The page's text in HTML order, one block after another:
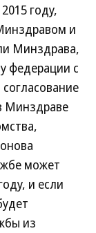
году,
и
Минздрава,
федерации с
Минздраве
может
и если
из